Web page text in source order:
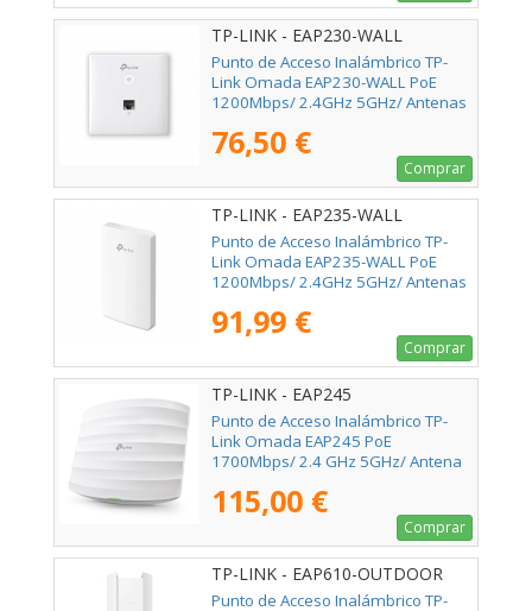
TP-LINK - EAP230-WALL
Punto de Acceso Inalámbrico TP-
Link Omada EAP230-WALL PoE
1200Mbps/ 2.4GHz 5GHz/ Antenas
76,50 €
Comprar
TP-LINK - EAP235-WALL
Punto de Acceso Inalámbrico TP-
Link Omada EAP235-WALL PoE
1200Mbps/ 2.4GHz 5GHz/ Antenas
802.3af/at
91,99 €
Comprar
TP-LINK - EAP245
Punto de Acceso Inalámbrico TP-
Link Omada EAP245 PoE
1700Mbps/ 2.4 GHz 5GHz/ Antena
115,00 €
Comprar
TP-LINK - EAP610-OUTDOOR
Punto de Acceso Inalámbrico TP-